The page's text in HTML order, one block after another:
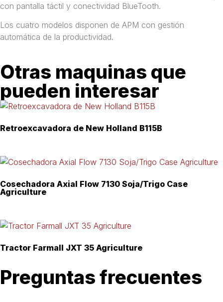
con pantalla táctil y conectividad BlueTooth.
Los cuatro modelos disponen de APM con gestión
automática de la productividad.
Otras maquinas que
pueden interesar
Retroexcavadora de New Holland B115B
Cosechadora Axial Flow 7130 Soja/Trigo Case
Agriculture
Tractor Farmall JXT 35 Agriculture
Preguntas frecuentes